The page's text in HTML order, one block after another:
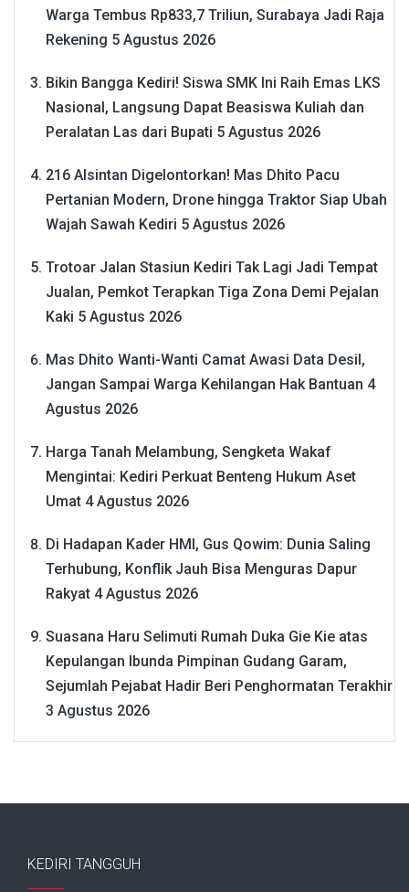
Warga Tembus Rp833,7 Triliun, Surabaya Jadi Raja
Rekening 5 Agustus 2026
Bikin Bangga Kediri! Siswa SMK Ini Raih Emas LKS
Nasional, Langsung Dapat Beasiswa Kuliah dan
Peralatan Las dari Bupati 5 Agustus 2026
216 Alsintan Digelontorkan! Mas Dhito Pacu
Pertanian Modern, Drone hingga Traktor Siap Ubah
Wajah Sawah Kediri 5 Agustus 2026
Trotoar Jalan Stasiun Kediri Tak Lagi Jadi Tempat
Jualan, Pemkot Terapkan Tiga Zona Demi Pejalan
Kaki 5 Agustus 2026
Mas Dhito Wanti-Wanti Camat Awasi Data Desil,
Jangan Sampai Warga Kehilangan Hak Bantuan 4
Agustus 2026
Harga Tanah Melambung, Sengketa Wakaf
Mengintai: Kediri Perkuat Benteng Hukum Aset
Umat 4 Agustus 2026
Di Hadapan Kader HMI, Gus Qowim: Dunia Saling
Terhubung, Konflik Jauh Bisa Menguras Dapur
Rakyat 4 Agustus 2026
Suasana Haru Selimuti Rumah Duka Gie Kie atas
Kepulangan Ibunda Pimpinan Gudang Garam,
Sejumlah Pejabat Hadir Beri Penghormatan Terakhir
3 Agustus 2026
KEDIRI TANGGUH